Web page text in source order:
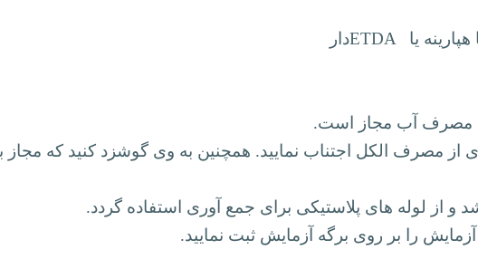
یا ETDAدار
و از لوله های پلاستیکی برای جمع آوری استفاده گردد.
را بر روی برگه آزمایش ثبت نمایید.